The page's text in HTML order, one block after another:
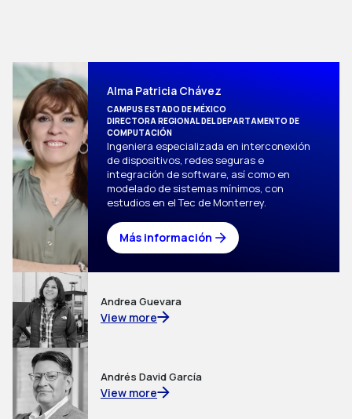
Alma Patricia Chávez
CAMPUS ESTADO DE MÉXICO
DIRECTORA REGIONAL DEL DEPARTAMENTO DE
COMPUTACIÓN
Ingeniera especializada en interconexión
de dispositivos, redes seguras e
integración de software, así como en
modelado de sistemas mínimos, con
estudios en el Tec de Monterrey.
Más información
Andrea Guevara
View more
Andrés David García
View more